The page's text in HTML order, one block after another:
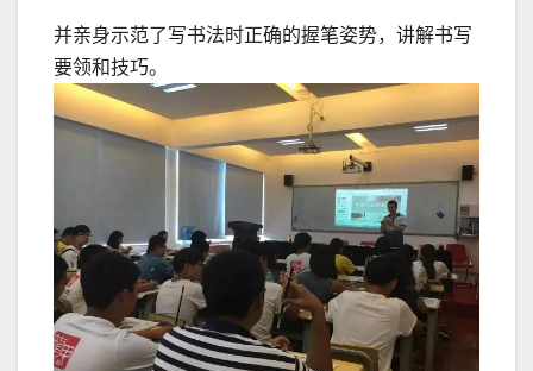
并亲身示范了写书法时正确的握笔姿势，讲解书写
要领和技巧。